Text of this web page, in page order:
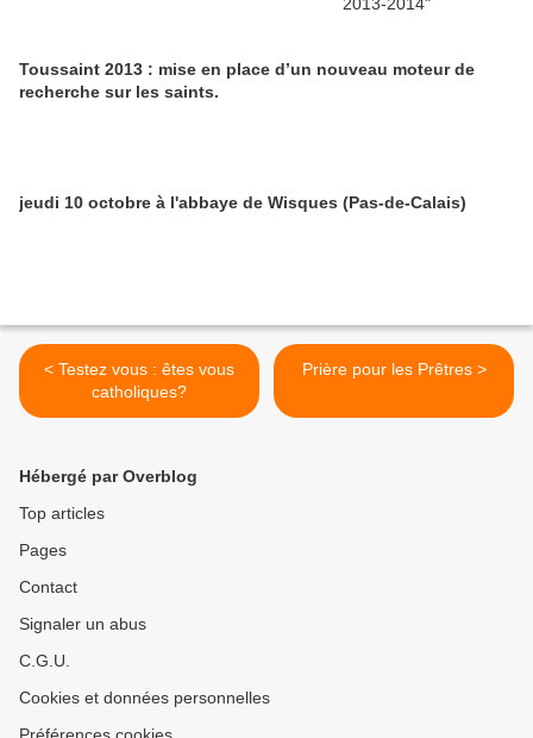
Toussaint 2013 : mise en place d’un nouveau moteur de
recherche sur les saints.
jeudi 10 octobre à l'abbaye de Wisques (Pas-de-Calais)
< Testez vous : êtes vous
catholiques?
Prière pour les Prêtres >
Hébergé par Overblog
Top articles
Pages
Contact
Signaler un abus
C.G.U.
Cookies et données personnelles